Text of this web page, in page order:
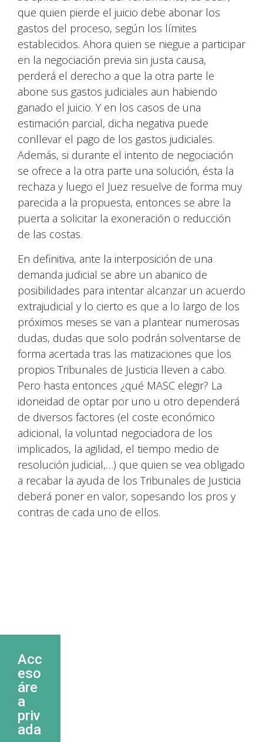
que quien pierde el juicio debe abonar los
gastos del proceso, según los límites
establecidos. Ahora quien se niegue a participar
en la negociación previa sin justa causa,
perderá el derecho a que la otra parte le
abone sus gastos judiciales aun habiendo
ganado el juicio. Y en los casos de una
estimación parcial, dicha negativa puede
conllevar el pago de los gastos judiciales.
Además, si durante el intento de negociación
se ofrece a la otra parte una solución, ésta la
rechaza y luego el Juez resuelve de forma muy
parecida a la propuesta, entonces se abre la
puerta a solicitar la exoneración o reducción
de las costas.
En definitiva, ante la interposición de una
demanda judicial se abre un abanico de
posibilidades para intentar alcanzar un acuerdo
extrajudicial y lo cierto es que a lo largo de los
próximos meses se van a plantear numerosas
dudas, dudas que solo podrán solventarse de
forma acertada tras las matizaciones que los
propios Tribunales de Justicia lleven a cabo.
Pero hasta entonces ¿qué MASC elegir? La
idoneidad de optar por uno u otro dependerá
de diversos factores (el coste económico
adicional, la voluntad negociadora de los
implicados, la agilidad, el tiempo medio de
resolución judicial,…) que quien se vea obligado
a recabar la ayuda de los Tribunales de Justicia
deberá poner en valor, sopesando los pros y
contras de cada uno de ellos.
Acc
eso
áre
a
priv
ada